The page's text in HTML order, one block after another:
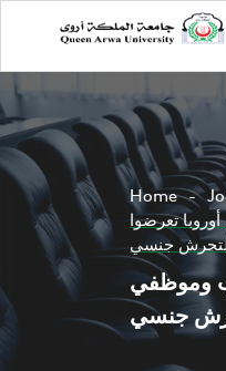
Home
أوروبا تعرضوا
جنسي
وموظفي
جنسي